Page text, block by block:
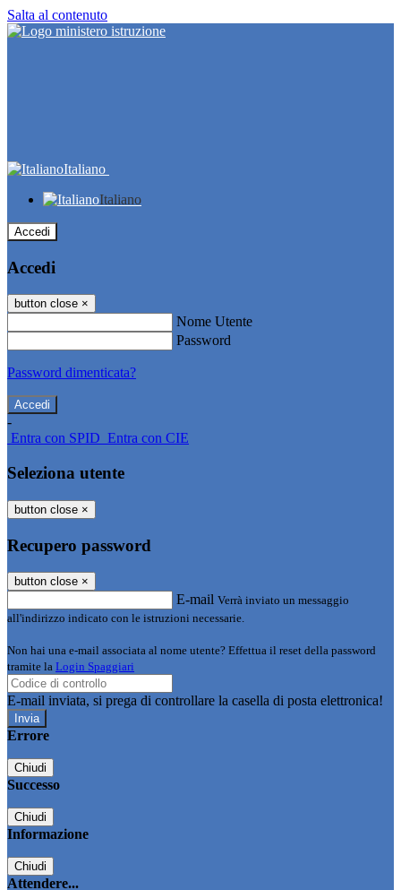
Salta al contenuto
Italiano
Italiano
Accedi
Accedi
button close ×
Nome Utente
Password
Password dimenticata?
-
Entra con SPID Entra con CIE
Seleziona utente
button close ×
Recupero password
button close ×
E-mail Verrà inviato un messaggio
all'indirizzo indicato con le istruzioni necessarie.
Non hai una e-mail associata al nome utente? Effettua il reset della password
tramite la Login Spaggiari
E-mail inviata, si prega di controllare la casella di posta elettronica!
Errore
Chiudi
Successo
Chiudi
Informazione
Chiudi
Attendere...